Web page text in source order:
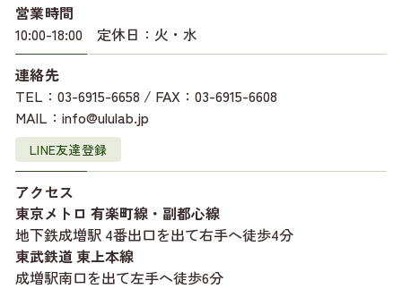
営業時間
10:00-18:00 定休日：火・水
連絡先
TEL：03-6915-6658 / FAX：03-6915-6608
MAIL：info@ululab.jp
LINE友達登録
アクセス
東京メトロ 有楽町線・副都心線
地下鉄成増駅 4番出口を出て右手へ徒歩4分
東武鉄道 東上本線
成増駅南口を出て左手へ徒歩6分